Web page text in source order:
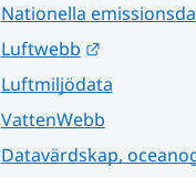
Nationella
Luftwebb
Länk till
Luftmiljödata
VattenWebb
Datavärdskap,